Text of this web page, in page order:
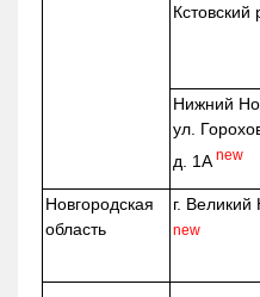
Кстовский
Нижний
ул.
д. 1А new
Новгородская
область
г. Великий
new